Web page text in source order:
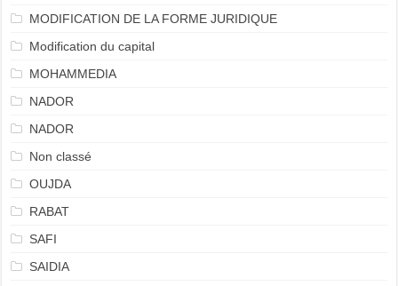
MODIFICATION DE LA FORME JURIDIQUE
Modification du capital
MOHAMMEDIA
NADOR
NADOR
Non classé
OUJDA
RABAT
SAFI
SAIDIA